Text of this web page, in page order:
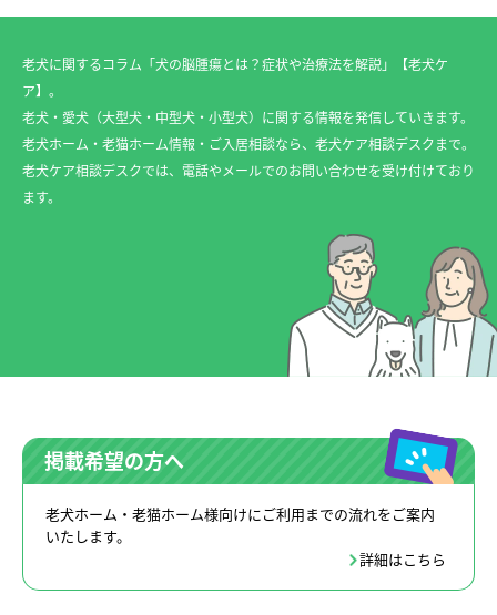
老犬に関するコラム「犬の脳腫瘍とは？症状や治療法を解説」【老犬ケ
ア】。
老犬・愛犬（大型犬・中型犬・小型犬）に関する情報を発信していきます。
老犬ホーム・老猫ホーム情報・ご入居相談なら、老犬ケア相談デスクまで。
老犬ケア相談デスクでは、電話やメールでのお問い合わせを受け付けており
ます。
掲載希望の方へ
老犬ホーム・老猫ホーム様向けにご利用までの流れをご案内
いたします。
詳細はこちら